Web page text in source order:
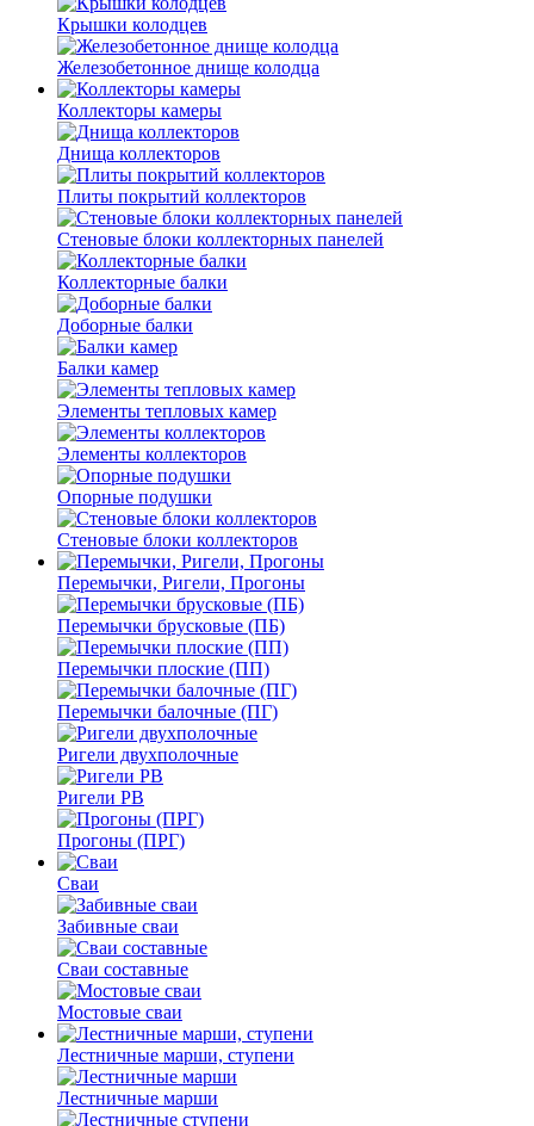
Крышки колодцев
Железобетонное днище колодца
Коллекторы камеры
Днища коллекторов
Плиты покрытий коллекторов
Стеновые блоки коллекторных панелей
Коллекторные балки
Доборные балки
Балки камер
Элементы тепловых камер
Элементы коллекторов
Опорные подушки
Стеновые блоки коллекторов
Перемычки, Ригели, Прогоны
Перемычки брусковые (ПБ)
Перемычки плоские (ПП)
Перемычки балочные (ПГ)
Ригели двухполочные
Ригели РВ
Прогоны (ПРГ)
Сваи
Забивные сваи
Сваи составные
Мостовые сваи
Лестничные марши, ступени
Лестничные марши